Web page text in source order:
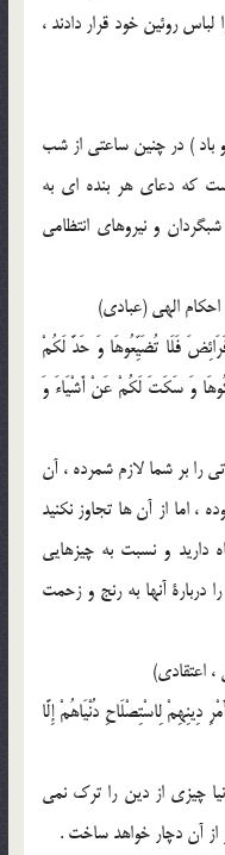
زيرين (4)، و دعا را لباس روئين خود قرار دادند ،
باد ) در چنين ساعتى از شب
كه دعاى هر بنده اى به
و نيروهاى انتظامى
فَلَا تُضَيِّعُوهَا وَ حَدَّ لَكُمْ
وَ سَكَتَ لَكُمْ عَنْ أَشْيَاءَ وَ
را بر شما لازم شمرده ، آن
، اما از آن ها تجاوز نكنيد
داريد و نسبت به چيزهايى
آنها به رنج و زحمت
دِينِهِمْ لِاسْتِصْلَاحِ دُنْيَاهُمْ إِلَّا
چيزى از دين را ترك نمى
از آن دچار خواهد ساخت .